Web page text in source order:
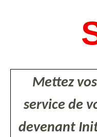
Mettez
service de
devenant